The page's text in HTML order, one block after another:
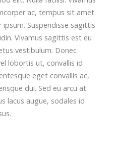
ac, tempus sit amet
ipsum. Suspendisse sagittis
Vivamus sagittis est eu
vestibulum. Donec
lobortis ut, convallis id
eget convallis ac,
dui. Sed eu arcu at
lacus augue, sodales id